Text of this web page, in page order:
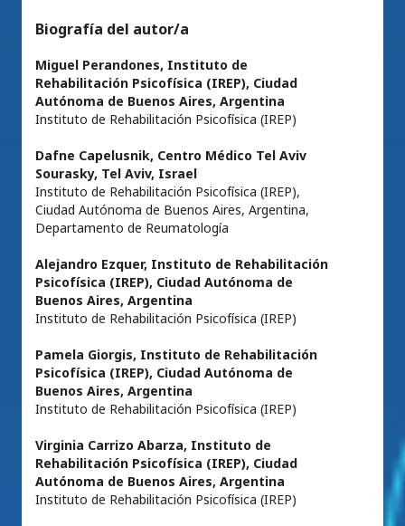
Biografía del autor/a
Miguel Perandones, Instituto de
Rehabilitación Psicofísica (IREP), Ciudad
Autónoma de Buenos Aires, Argentina
Instituto de Rehabilitación Psicofísica (IREP)
Dafne Capelusnik, Centro Médico Tel Aviv
Sourasky, Tel Aviv, Israel
Instituto de Rehabilitación Psicofísica (IREP),
Ciudad Autónoma de Buenos Aires, Argentina,
Departamento de Reumatología
Alejandro Ezquer, Instituto de Rehabilitación
Psicofísica (IREP), Ciudad Autónoma de
Buenos Aires, Argentina
Instituto de Rehabilitación Psicofísica (IREP)
Pamela Giorgis, Instituto de Rehabilitación
Psicofísica (IREP), Ciudad Autónoma de
Buenos Aires, Argentina
Instituto de Rehabilitación Psicofísica (IREP)
Virginia Carrizo Abarza, Instituto de
Rehabilitación Psicofísica (IREP), Ciudad
Autónoma de Buenos Aires, Argentina
Instituto de Rehabilitación Psicofísica (IREP)